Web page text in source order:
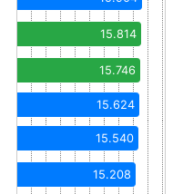
15.814
15.746
15.624
15.540
15.208